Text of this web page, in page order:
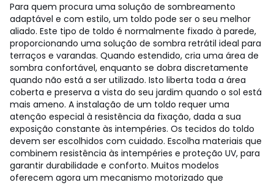
Para quem procura uma solução de sombreamento
adaptável e com estilo, um toldo pode ser o seu melhor
aliado. Este tipo de toldo é normalmente fixado à parede,
proporcionando uma solução de sombra retrátil ideal para
terraços e varandas. Quando estendido, cria uma área de
sombra confortável, enquanto se dobra discretamente
quando não está a ser utilizado. Isto liberta toda a área
coberta e preserva a vista do seu jardim quando o sol está
mais ameno. A instalação de um toldo requer uma
atenção especial à resistência da fixação, dada a sua
exposição constante às intempéries. Os tecidos do toldo
devem ser escolhidos com cuidado. Escolha materiais que
combinem resistência às intempéries e proteção UV, para
garantir durabilidade e conforto. Muitos modelos
oferecem agora um mecanismo motorizado que